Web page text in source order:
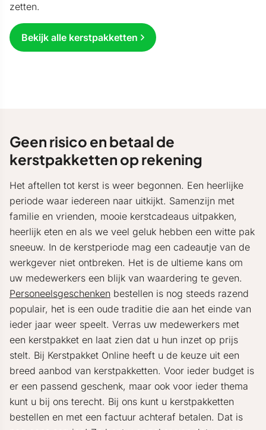
zetten.
Bekijk alle kerstpakketten
Geen risico en betaal de
kerstpakketten op rekening
Het aftellen tot kerst is weer begonnen. Een heerlijke
periode waar iedereen naar uitkijkt. Samenzijn met
familie en vrienden, mooie kerstcadeaus uitpakken,
heerlijk eten en als we veel geluk hebben een witte pak
sneeuw. In de kerstperiode mag een cadeautje van de
werkgever niet ontbreken. Het is de ultieme kans om
uw medewerkers een blijk van waardering te geven.
Personeelsgeschenken bestellen is nog steeds razend
populair, het is een oude traditie die aan het einde van
ieder jaar weer speelt. Verras uw medewerkers met
een kerstpakket en laat zien dat u hun inzet op prijs
stelt. Bij Kerstpakket Online heeft u de keuze uit een
breed aanbod van kerstpakketten. Voor ieder budget is
er een passend geschenk, maar ook voor ieder thema
kunt u bij ons terecht. Bij ons kunt u kerstpakketten
bestellen en met een factuur achteraf betalen. Dat is